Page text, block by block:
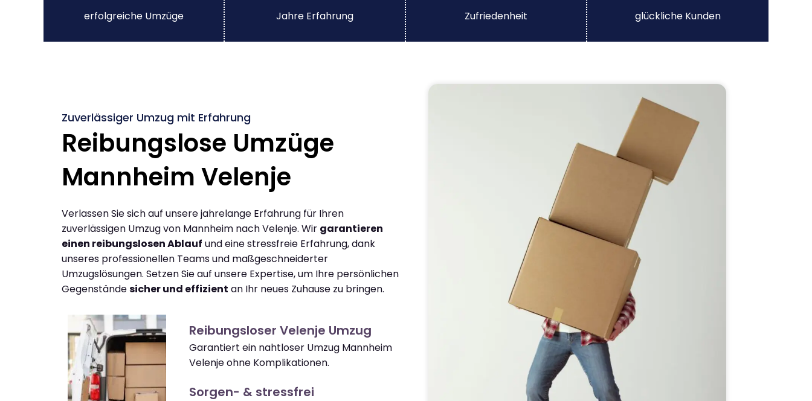
erfolgreiche Umzüge Jahre Erfahrung Zufriedenheit glückliche Kunden
Zuverlässiger Umzug mit Erfahrung
Reibungslose Umzüge
Mannheim Velenje
Verlassen Sie sich auf unsere jahrelange Erfahrung für Ihren
zuverlässigen Umzug von Mannheim nach Velenje. Wir garantieren
einen reibungslosen Ablauf und eine stressfreie Erfahrung, dank
unseres professionellen Teams und maßgeschneiderter
Umzugslösungen. Setzen Sie auf unsere Expertise, um Ihre persönlichen
Gegenständesicher und effizient an Ihr neues Zuhause zu bringen.
Reibungsloser Velenje Umzug
Garantiert ein nahtloser Umzug Mannheim
Velenje ohne Komplikationen.
Sorgen- & stressfrei